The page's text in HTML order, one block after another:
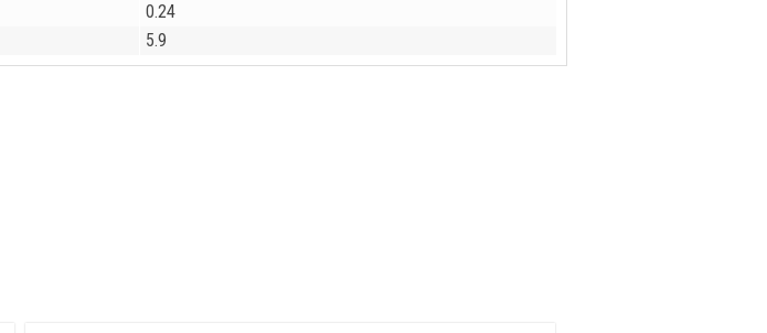
0.24
5.9